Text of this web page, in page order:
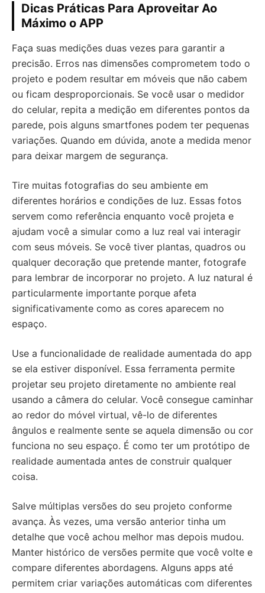
Dicas Práticas Para Aproveitar Ao
Máximo o APP
Faça suas medições duas vezes para garantir a
precisão. Erros nas dimensões comprometem todo o
projeto e podem resultar em móveis que não cabem
ou ficam desproporcionais. Se você usar o medidor
do celular, repita a medição em diferentes pontos da
parede, pois alguns smartfones podem ter pequenas
variações. Quando em dúvida, anote a medida menor
para deixar margem de segurança.
Tire muitas fotografias do seu ambiente em
diferentes horários e condições de luz. Essas fotos
servem como referência enquanto você projeta e
ajudam você a simular como a luz real vai interagir
com seus móveis. Se você tiver plantas, quadros ou
qualquer decoração que pretende manter, fotografe
para lembrar de incorporar no projeto. A luz natural é
particularmente importante porque afeta
significativamente como as cores aparecem no
espaço.
Use a funcionalidade de realidade aumentada do app
se ela estiver disponível. Essa ferramenta permite
projetar seu projeto diretamente no ambiente real
usando a câmera do celular. Você consegue caminhar
ao redor do móvel virtual, vê-lo de diferentes
ângulos e realmente sente se aquela dimensão ou cor
funciona no seu espaço. É como ter um protótipo de
realidade aumentada antes de construir qualquer
coisa.
Salve múltiplas versões do seu projeto conforme
avança. Às vezes, uma versão anterior tinha um
detalhe que você achou melhor mas depois mudou.
Manter histórico de versões permite que você volte e
compare diferentes abordagens. Alguns apps até
permitem criar variações automáticas com diferentes